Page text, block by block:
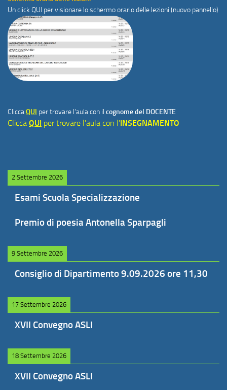
Un click QUI per visionare lo schermo orario delle lezioni (nuovo pannello)
CliccaQUI per trovare l'aula con il cognome del DOCENTE
Clicca QUI per trovare l'aula con l'INSEGNAMENTO
2 Settembre 2026
Esami Scuola Specializzazione
Premio di poesia Antonella Sparpagli
9 Settembre 2026
Consiglio di Dipartimento 9.09.2026 ore 11,30
17 Settembre 2026
XVII Convegno ASLI
18 Settembre 2026
XVII Convegno ASLI